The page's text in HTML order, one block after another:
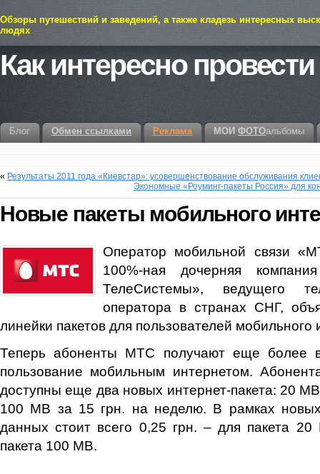
Обзоры путешествий и заведений, а также кладезь интересных
людях
Как интересно
Блог Обмен ссылками Реклама МОИ ФОТОальбомы
« Результаты 2011 года «Киевстар»: усовершенствование обслуживания
Экономные «Роуминг-пакеты Россия» для
Новые пакеты мобильного
Оператор мобильной связи
100%-ная дочерняя
ТелеСистемы», ведущего
оператора в странах СНГ,
линейки пакетов для пользователей мобильного
Теперь абоненты МТС получают еще более
пользование мобильным интернетом.
доступны еще два новых интернет-пакета: 20
100 MB за 15 грн. на неделю. В рамках
данных стоит всего 0,25 грн. – для пакета
пакета 100 MB.